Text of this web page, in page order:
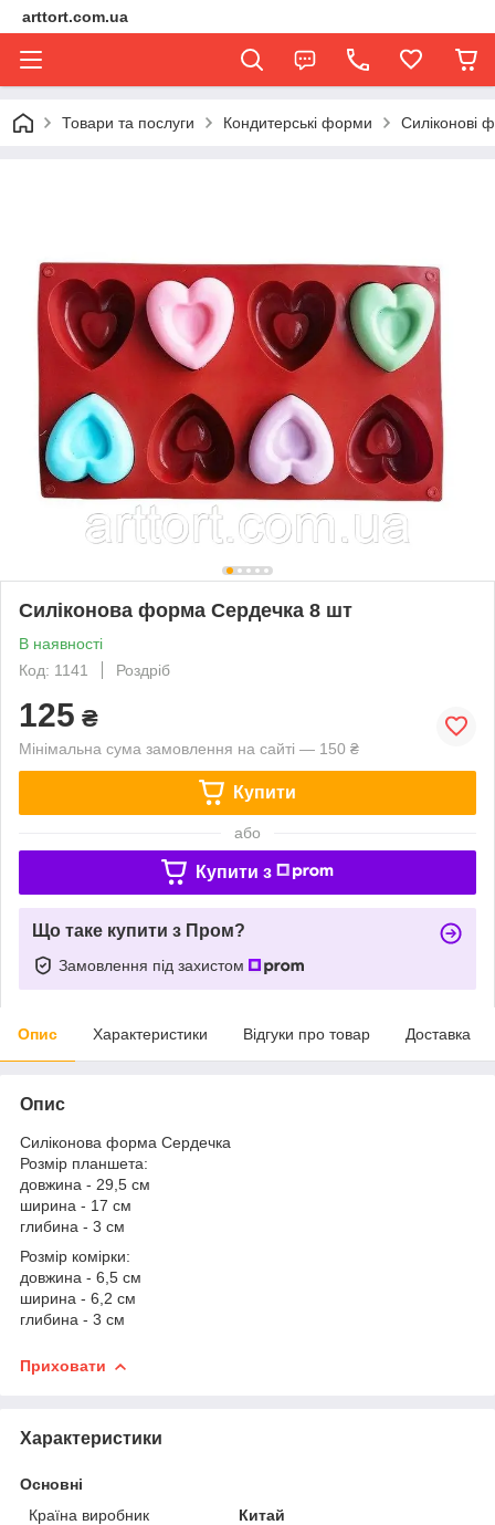
arttort.com.ua
Товари та послуги Кондитерські форми Силіконові
Силіконова форма Сердечка 8 шт
В наявності
Код: 1141
Роздріб
125 ₴
Мінімальна сума замовлення на сайті — 150 ₴
Купити
або
Купити з
Що таке купити з Пром?
Замовлення під захистом
Опис Характеристики Відгуки про товар Доставка
Опис
Силіконова форма Сердечка
Розмір планшета:
довжина - 29,5 см
ширина - 17 см
глибина - 3 см
Розмір комірки:
довжина - 6,5 см
ширина - 6,2 см
глибина - 3 см
Приховати
Характеристики
Основні
Країна виробник
Китай